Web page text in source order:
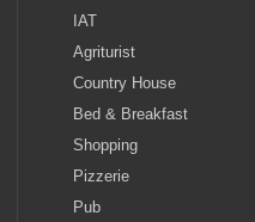
IAT
Agriturist
Country House
Bed & Breakfast
Shopping
Pizzerie
Pub